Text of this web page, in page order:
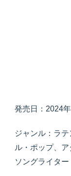
発売日：2024年
ジャンル：ラ
ル・ポップ、
ソングライター